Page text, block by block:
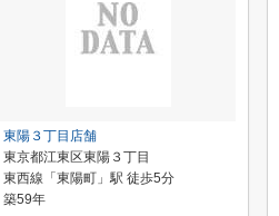
東陽３丁目店舗
東京都江東区東陽３丁目
東西線「東陽町」駅 徒歩5分
築59年